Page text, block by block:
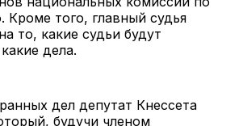
Кроме того, главный судья
то, какие судьи будут
дела.
дел депутат Кнессета
будучи членом